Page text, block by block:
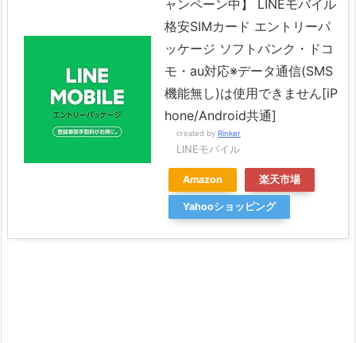
ャンペーン中】 LINEモバイル
格安SIMカード エントリーパ
ッケージ ソフトバンク・ドコ
モ・au対応※データ通信(SMS
機能無し)は使用できません[iP
hone/Android共通]
created by Rinker
LINEモバイル
Amazon 楽天市場
Yahooショッピング